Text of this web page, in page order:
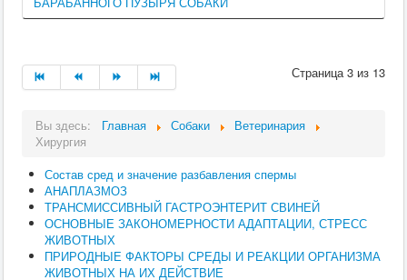
Страница 3 из 13
Вы здесь: Главная Собаки
Ветеринария
Хирургия
Состав сред и значение разбавления спермы
АНАПЛАЗМОЗ
ТРАНСМИССИВНЫЙ ГАСТРОЭНТЕРИТ СВИНЕЙ
ОСНОВНЫЕ ЗАКОНОМЕРНОСТИ АДАПТАЦИИ, СТРЕСС
ЖИВОТНЫХ
ПРИРОДНЫЕ ФАКТОРЫ СРЕДЫ И РЕАКЦИИ ОРГАНИЗМА
ЖИВОТНЫХ НА ИХ ДЕЙСТВИЕ